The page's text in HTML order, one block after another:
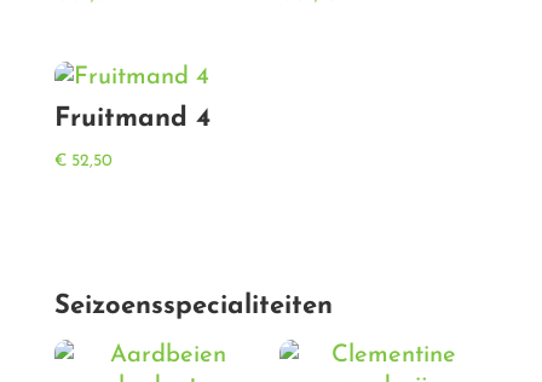
Fruitmand 4
€52,50
Seizoensspecialiteiten